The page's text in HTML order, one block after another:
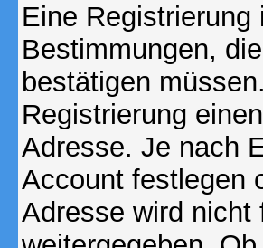
Eine
Bestimmungen,
bestätigen
Registrierung
Adresse. Je nach
Account festlegen
Adresse wird nicht